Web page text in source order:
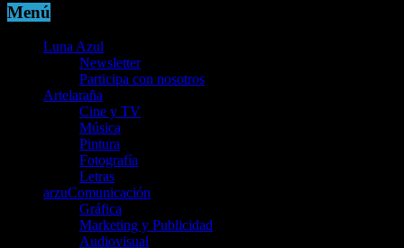
Menú
Luna Azul
Newsletter
Participa con nosotros
Artelaraña
Cine y TV
Música
Pintura
Fotografía
Letras
arzuComunicación
Gráfica
Marketing y Publicidad
Audiovisual